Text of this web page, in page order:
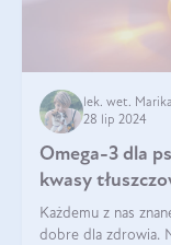
lek. wet.
28 lip 2024
Omega-3 dla
kwasy
Każdemu z nas
dobre dla zdrowia.